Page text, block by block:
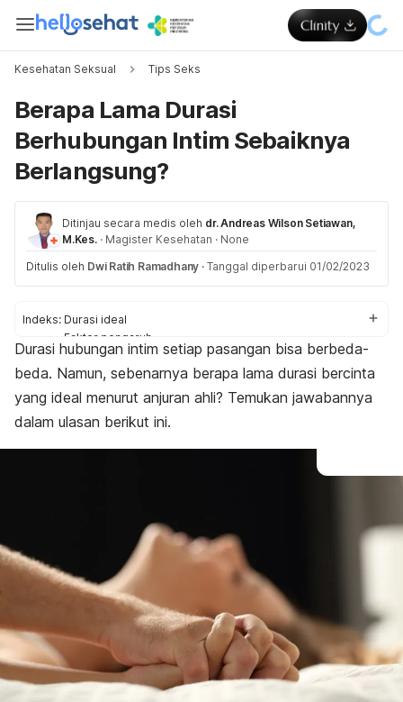
Kesehatan Seksual Tips Seks
Berapa Lama Durasi
Berhubungan Intim Sebaiknya
Berlangsung?
Ditinjau secara medis oleh dr. Andreas Wilson Setiawan,
M.Kes. · Magister Kesehatan · None
Ditulis oleh Dwi Ratih Ramadhany · Tanggal diperbarui 01/02/2023
Indeks: Durasi ideal
Faktor pengaruh
Risiko kesehatan
Durasi hubungan intim setiap pasangan bisa berbeda-
beda. Namun, sebenarnya berapa lama durasi bercinta
yang ideal menurut anjuran ahli? Temukan jawabannya
dalam ulasan berikut ini.